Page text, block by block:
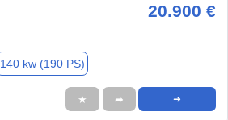
20.900 €
140 kw (190 PS)
★ ➦ ➜